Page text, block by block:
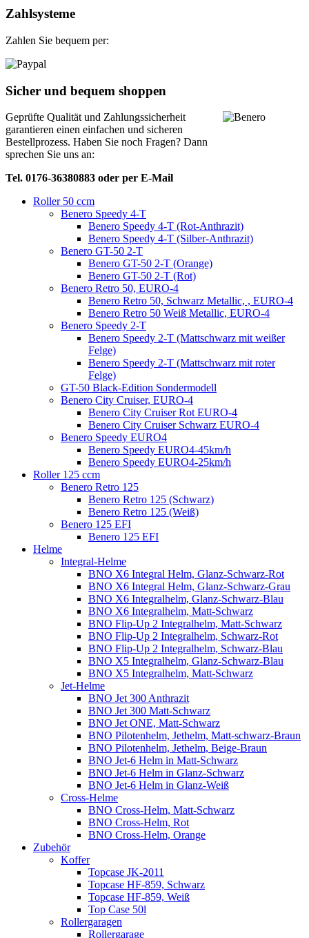
Zahlsysteme
Zahlen Sie bequem per:
Sicher und bequem shoppen
Geprüfte Qualität und Zahlungssicherheit
garantieren einen einfachen und sicheren
Bestellprozess. Haben Sie noch Fragen? Dann
sprechen Sie uns an:
Tel. 0176-36380883 oder per E-Mail
Roller 50 ccm
Benero Speedy 4-T
Benero Speedy 4-T (Rot-Anthrazit)
Benero Speedy 4-T (Silber-Anthrazit)
Benero GT-50 2-T
Benero GT-50 2-T (Orange)
Benero GT-50 2-T (Rot)
Benero Retro 50, EURO-4
Benero Retro 50, Schwarz Metallic, , EURO-4
Benero Retro 50 Weiß Metallic, EURO-4
Benero Speedy 2-T
Benero Speedy 2-T (Mattschwarz mit weißer
Felge)
Benero Speedy 2-T (Mattschwarz mit roter
Felge)
GT-50 Black-Edition Sondermodell
Benero City Cruiser, EURO-4
Benero City Cruiser Rot EURO-4
Benero City Cruiser Schwarz EURO-4
Benero Speedy EURO4
Benero Speedy EURO4-45km/h
Benero Speedy EURO4-25km/h
Roller 125 ccm
Benero Retro 125
Benero Retro 125 (Schwarz)
Benero Retro 125 (Weiß)
Benero 125 EFI
Benero 125 EFI
Helme
Integral-Helme
BNO X6 Integral Helm, Glanz-Schwarz-Rot
BNO X6 Integral Helm, Glanz-Schwarz-Grau
BNO X6 Integralhelm, Glanz-Schwarz-Blau
BNO X6 Integralhelm, Matt-Schwarz
BNO Flip-Up 2 Integralhelm, Matt-Schwarz
BNO Flip-Up 2 Integralhelm, Schwarz-Rot
BNO Flip-Up 2 Integralhelm, Schwarz-Blau
BNO X5 Integralhelm, Glanz-Schwarz-Blau
BNO X5 Integralhelm, Matt-Schwarz
Jet-Helme
BNO Jet 300 Anthrazit
BNO Jet 300 Matt-Schwarz
BNO Jet ONE, Matt-Schwarz
BNO Pilotenhelm, Jethelm, Matt-schwarz-Braun
BNO Pilotenhelm, Jethelm, Beige-Braun
BNO Jet-6 Helm in Matt-Schwarz
BNO Jet-6 Helm in Glanz-Schwarz
BNO Jet-6 Helm in Glanz-Weiß
Cross-Helme
BNO Cross-Helm, Matt-Schwarz
BNO Cross-Helm, Rot
BNO Cross-Helm, Orange
Zubehör
Koffer
Topcase JK-2011
Topcase HF-859, Schwarz
Topcase HF-859, Weiß
Top Case 50l
Rollergaragen
Rollergarage